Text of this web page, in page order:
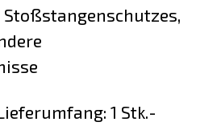
1 Stk.-